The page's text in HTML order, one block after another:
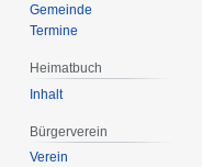
Gemeinde
Termine
Heimatbuch
Inhalt
Bürgerverein
Verein